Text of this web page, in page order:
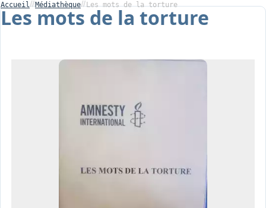
Centre de Soin
Accueil Médiathèque Les mots de la torture
Les mots de la torture